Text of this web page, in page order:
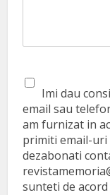
Imi dau
email sau
am furnizat in
primiti email-uri
dezabonati
sunteti de acord